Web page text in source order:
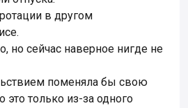
в другом
но сейчас наверное нигде не
поменяла бы свою
это только из-за одного